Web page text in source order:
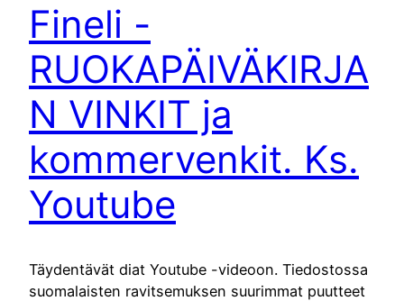
Fineli -
RUOKAPÄIVÄKIRJA
N VINKIT ja
kommervenkit. Ks.
Youtube
Täydentävät diat Youtube -videoon. Tiedostossa
suomalaisten ravitsemuksen suurimmat puutteet